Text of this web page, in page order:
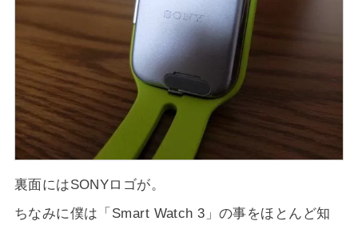
裏面にはSONYロゴが。
ちなみに僕は「Smart Watch 3」の事をほとんど知